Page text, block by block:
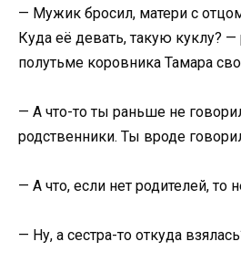
— Мужик бросил, матери с
Куда её девать, такую куклу?
полутьме коровника Тамара
— А что-то ты раньше не
родственники. Ты вроде
— А что, если нет родителей, то
— Ну, а сестра-то откуда